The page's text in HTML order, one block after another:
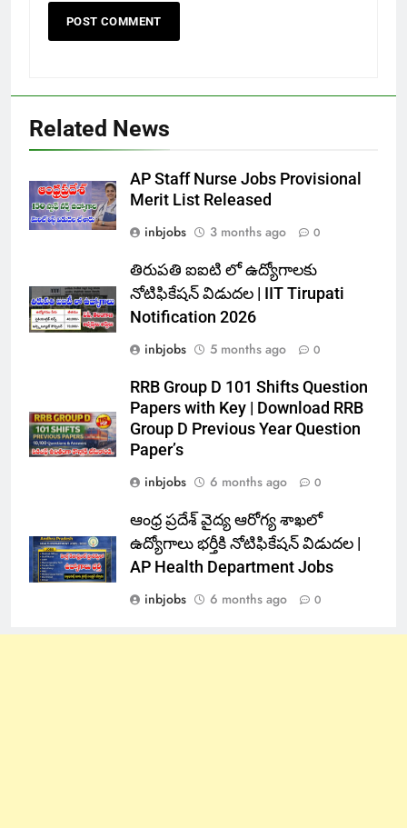
Related News
AP Staff Nurse Jobs Provisional
Merit List Released
inbjobs
3 months ago 0
తిరుపతి ఐఐటి లో ఉద్యోగాలకు
నోటిఫికేషన్ విడుదల | IIT Tirupati
Notification 2026
inbjobs
5 months ago 0
RRB Group D 101 Shifts Question
Papers with Key | Download RRB
Group D Previous Year Question
Paper’s
inbjobs
6 months ago 0
ఆంధ్ర ప్రదేశ్ వైద్య ఆరోగ్య శాఖలో
ఉద్యోగాలు భర్తీకి నోటిఫికేషన్ విడుదల |
AP Health Department Jobs
inbjobs
6 months ago 0